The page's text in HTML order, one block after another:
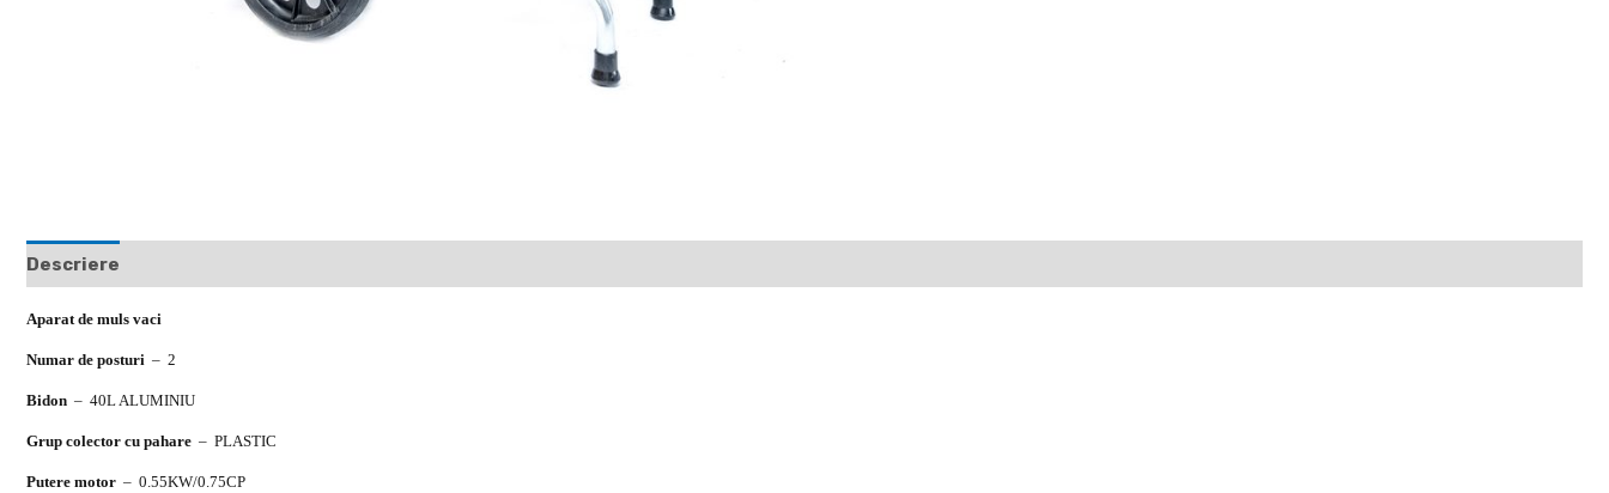
Descriere
Aparat de muls vaci
Numar de posturi – 2
Bidon – 40L ALUMINIU
Grup colector cu pahare – PLASTIC
Putere motor – 0.55KW/0.75CP